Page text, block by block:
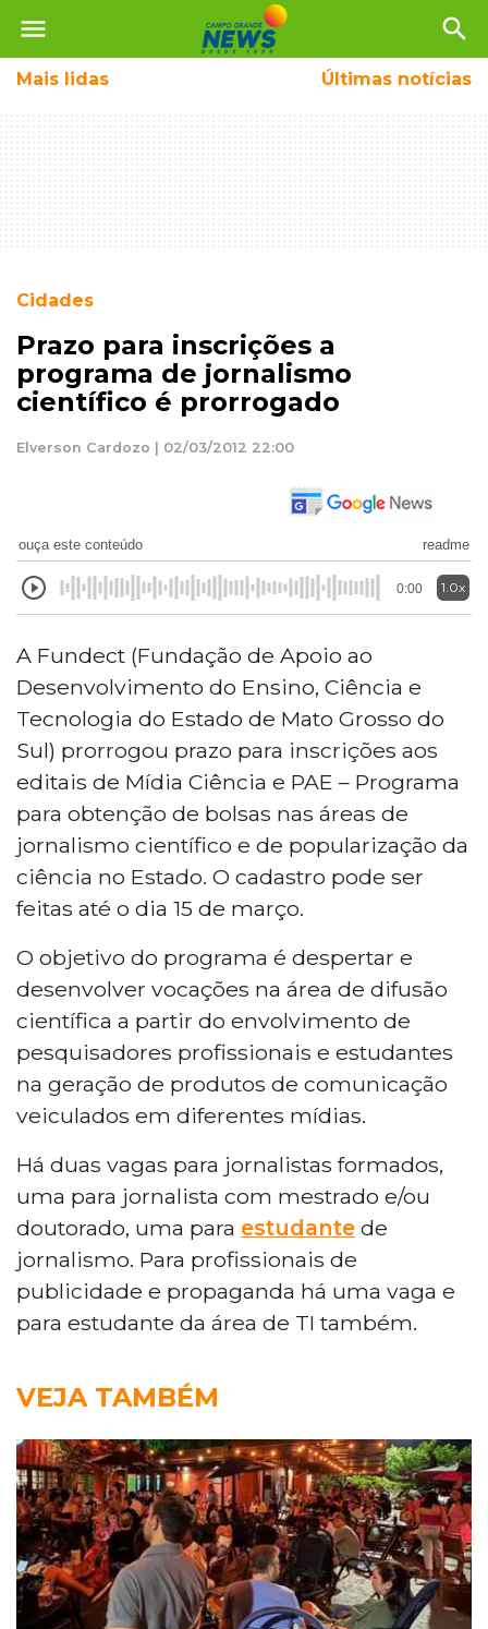
menu search
Mais lidas Últimas notícias
Cidades
Prazo para inscrições a
programa de jornalismo
científico é prorrogado
Elverson Cardozo | 02/03/2012 22:00
ouça este conteúdo readme
0:00 1.0x
A Fundect (Fundação de Apoio ao
Desenvolvimento do Ensino, Ciência e
Tecnologia do Estado de Mato Grosso do
Sul) prorrogou prazo para inscrições aos
editais de Mídia Ciência e PAE – Programa
para obtenção de bolsas nas áreas de
jornalismo científico e de popularização da
ciência no Estado. O cadastro pode ser
feitas até o dia 15 de março.
O objetivo do programa é despertar e
desenvolver vocações na área de difusão
científica a partir do envolvimento de
pesquisadores profissionais e estudantes
na geração de produtos de comunicação
veiculados em diferentes mídias.
Há duas vagas para jornalistas formados,
uma para jornalista com mestrado e/ou
doutorado, uma para estudante de
jornalismo. Para profissionais de
publicidade e propaganda há uma vaga e
para estudante da área de TI também.
VEJA TAMBÉM